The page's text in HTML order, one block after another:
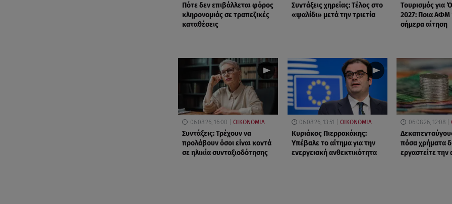
Πότε δεν επιβάλλεται φόρος
κληρονομιάς σε τραπεζικές
καταθέσεις
Συντάξεις χηρείας: Τέλος στο
«ψαλίδι» μετά την τριετία
Τουρισμός για
2027: Ποια ΑΦΜ
σήμερα αίτηση
06.08.26, 16:00 ΟΙΚΟΝΟΜΙΑ
Συντάξεις: Τρέχουν να
προλάβουν όσοι είναι κοντά
σε ηλικία συνταξιοδότησης
06.08.26, 13:51 ΟΙΚΟΝΟΜΙΑ
Κυριάκος Πιερρακάκης:
Υπέβαλε το αίτημα για την
ενεργειακή ανθεκτικότητα
06.08.26, 12:08
πόσα χρήματα
εργαστείτε την